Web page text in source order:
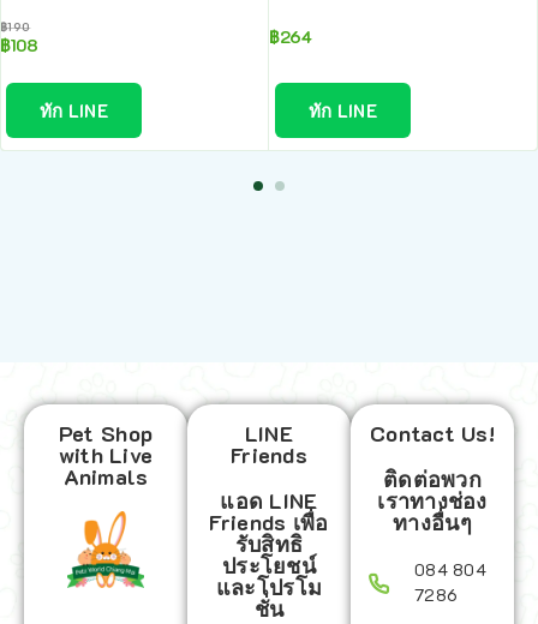
฿190
฿108
ทัก LINE
฿264
ทัก LINE
Pet Shop
with Live
Animals
LINE
Friends
แอด LINE
Friends เพื่อ
รับสิทธิ
ประโยชน์
และโปรโม
ชั่น
Contact Us!
ติดต่อพวก
เราทางช่อง
ทางอื่นๆ
084 804
7286